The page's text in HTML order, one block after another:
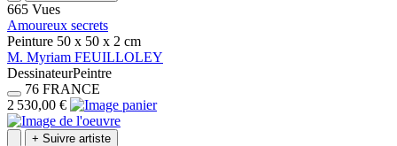
665 Vues
Amoureux secrets
Peinture 50 x 50 x 2 cm
M. Myriam FEUILLOLEY
DessinateurPeintre
76 FRANCE
2 530,00 €
+ Suivre artiste